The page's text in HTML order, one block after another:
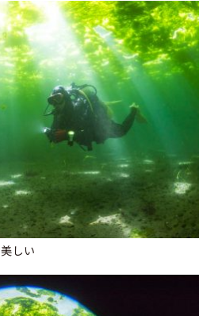
しい